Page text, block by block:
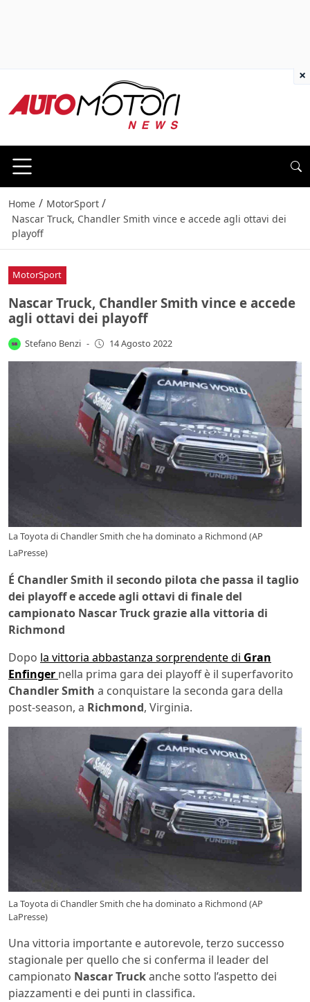
Home / MotorSport /
Nascar Truck, Chandler Smith vince e accede agli ottavi dei
playoff
MotorSport
Nascar Truck, Chandler Smith vince e accede
agli ottavi dei playoff
Stefano Benzi - 14 Agosto 2022
La Toyota di Chandler Smith che ha dominato a Richmond (AP
LaPresse)
É Chandler Smith il secondo pilota che passa il taglio
dei playoff e accede agli ottavi di finale del
campionato Nascar Truck grazie alla vittoria di
Richmond
Dopo la vittoria abbastanza sorprendente di Gran
Enfinger nella prima gara dei playoff è il superfavorito
Chandler Smith a conquistare la seconda gara della
post-season, a Richmond, Virginia.
La Toyota di Chandler Smith che ha dominato a Richmond (AP
LaPresse)
Una vittoria importante e autorevole, terzo successo
stagionale per quello che si conferma il leader del
campionato Nascar Truckanche sotto l’aspetto dei
piazzamenti e dei punti in classifica.
×